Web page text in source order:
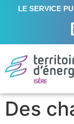
LE SERVICE
Des